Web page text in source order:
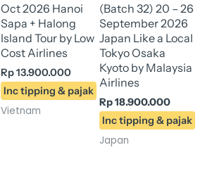
Oct 2026 Hanoi
Sapa + Halong
Island Tour by Low
Cost Airlines
Rp13.900.000
Vietnam
(Batch 32) 20 – 26
September 2026
Japan Like a Local
Tokyo Osaka
Kyoto by Malaysia
Airlines
Rp18.900.000
Japan